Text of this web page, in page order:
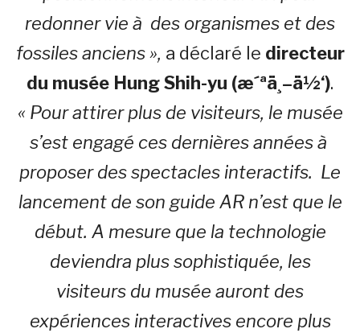
redonner vie à des organismes et des
fossiles anciens », a déclaré le directeur
du musée Hung Shih-yu (æ´ªä¸–ä½‘).
« Pour attirer plus de visiteurs, le musée
s’est engagé ces dernières années à
proposer des spectacles interactifs. Le
lancement de son guide AR n’est que le
début. A mesure que la technologie
deviendra plus sophistiquée, les
visiteurs du musée auront des
expériences interactives encore plus